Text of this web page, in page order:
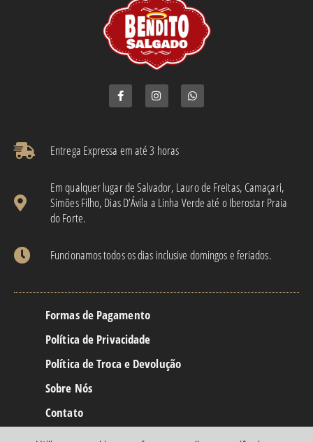
Entrega Expressa em até 3 horas​
Em qualquer lugar de Salvador, Lauro de Freitas, Camaçari,
Simões Filho, Dias D’Ávila a Linha Verde até o Iberostar Praia
do Forte.
Funcionamos todos os dias inclusive domingos e feriados.
Formas de Pagamento
Política de Privacidade
Política de Troca e Devolução
Sobre Nós
Contato